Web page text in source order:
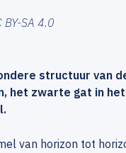
SA 4.0
structuur van
het zwarte gat in
van horizon tot